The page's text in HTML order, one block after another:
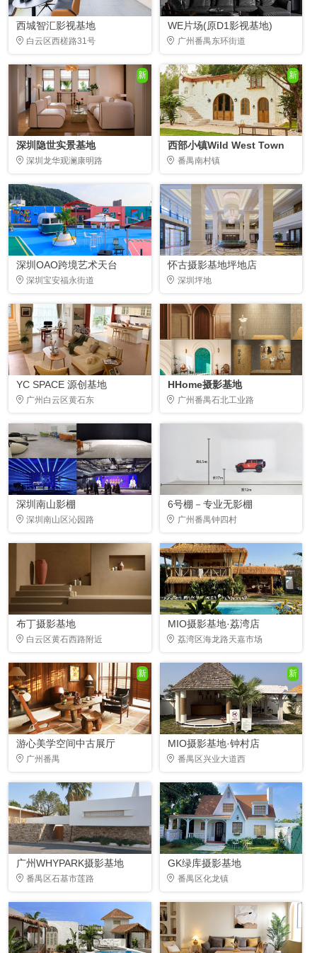
西城智汇影视基地
白云区西槎路31号
WE片场(原D1影视基地)
广州番禺东环街道
新
深圳隐世实景基地
深圳龙华观澜康明路
新
西部小镇Wild West Town
番禺南村镇
深圳OAO跨境艺术天台
深圳宝安福永街道
怀古摄影基地坪地店
深圳坪地
YC SPACE 源创基地
广州白云区黄石东
HHome摄影基地
广州番禺石北工业路
深圳南山影棚
深圳南山区沁园路
6号棚－专业无影棚
广州番禺钟四村
布丁摄影基地
白云区黄石西路附近
MIO摄影基地·荔湾店
荔湾区海龙路天嘉市场
新
游心美学空间中古展厅
广州番禺
新
MIO摄影基地·钟村店
番禺区兴业大道西
广州WHYPARK摄影基地
番禺区石基市莲路
GK绿库摄影基地
番禺区化龙镇